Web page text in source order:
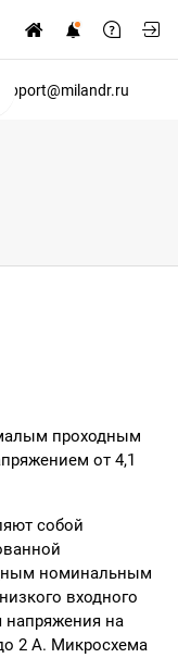
support@milandr.ru
проходным
от 4,1
собой
номинальным
входного
напряжения на
2 А. Микросхема